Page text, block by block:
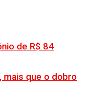
de R$ 84
mais que o dobro